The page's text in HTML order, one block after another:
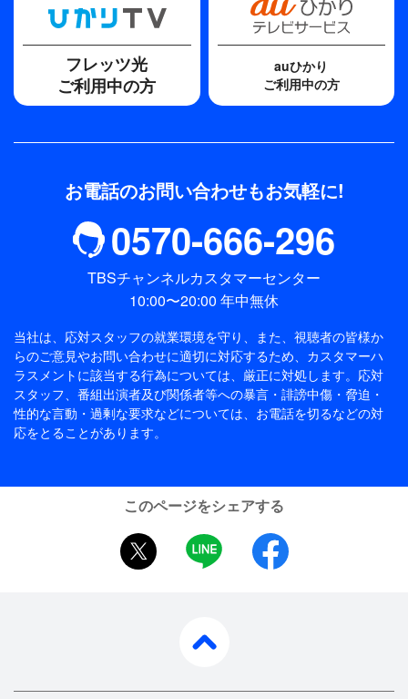
フレッツ光
ご利用中の方
auひかり
ご利用中の方
お電話のお問い合わせもお気軽に!
0570-666-296
TBSチャンネルカスタマーセンター
10:00〜20:00 年中無休
当社は、応対スタッフの就業環境を守り、また、視聴者の皆様か
らのご意見やお問い合わせに適切に対応するため、 カスタマーハ
ラスメントに該当する行為については、厳正に対処します。応対
スタッフ、番組出演者及び関係者等への暴言・誹謗中傷・脅迫・
性的な言動・過剰な要求などについては、お電話を切るなどの対
応をとることがあります。
このページをシェアする
twitter
LINE